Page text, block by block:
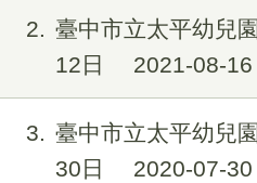
2
臺中市立太平幼兒
12日
2021-08-16
3
臺中市立太平幼兒
30日
2020-07-30